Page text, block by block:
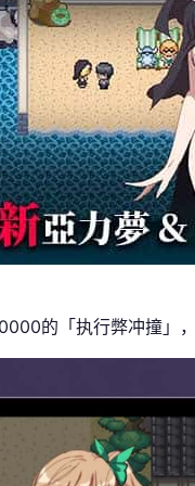
的「执行弊冲撞」